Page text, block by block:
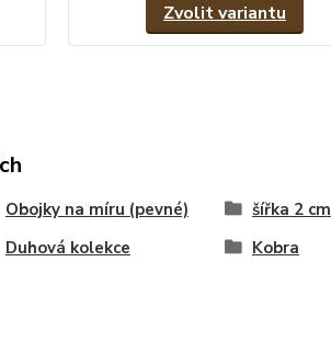
Zvolit variantu
Obojky na míru (pevné) šířka 2 cm
Duhová kolekce Kobra